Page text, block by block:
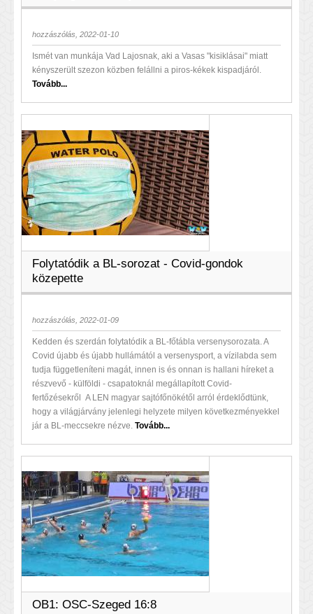
hozzászólás, 2022-01-10
Ismét van munkája Vad Lajosnak, aki a Vasas "kisiklásai" miatt
kényszerült szezon közben felállni a piros-kékek kispadjáról.
Tovább...
Folytatódik a BL-sorozat - Covid-gondok
közepette
hozzászólás, 2022-01-09
Kedden és szerdán folytatódik a BL-főtábla versenysorozata. A
Covid újabb és újabb hullámától a versenysport, a vízilabda sem
tudja függetleníteni magát, innen is és onnan is hallani híreket a
részvevő - külföldi - csapatoknál megállapított Covid-
fertőzésekről A LEN magyar sajtófőnökétől arról érdeklődtünk,
hogy a világjárvány jelenlegi helyzete milyen következményekkel
jár a BL-meccsekre nézve. Tovább...
OB1: OSC-Szeged 16:8